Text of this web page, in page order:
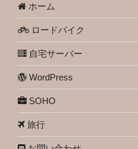
ホーム
ロードバイク
自宅サーバー
WordPress
SOHO
旅行